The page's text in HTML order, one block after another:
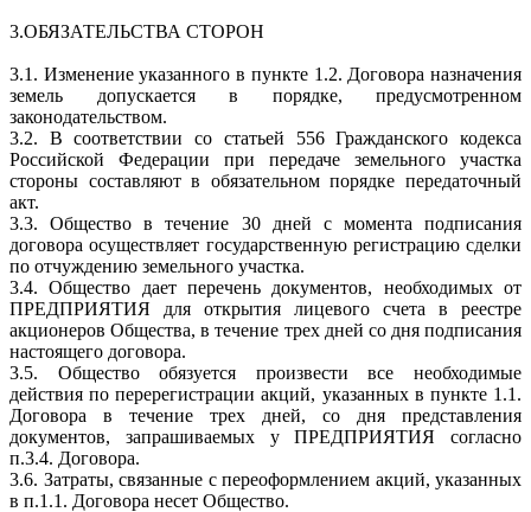
3.ОБЯЗАТЕЛЬСТВА СТОРОН
3.1. Изменение указанного в пункте 1.2. Договора назначения
земель допускается в порядке, предусмотренном
законодательством.
3.2. В соответствии со статьей 556 Гражданского кодекса
Российской Федерации при передаче земельного участка
стороны составляют в обязательном порядке передаточный
акт.
3.3. Общество в течение 30 дней с момента подписания
договора осуществляет государственную регистрацию сделки
по отчуждению земельного участка.
3.4. Общество дает перечень документов, необходимых от
ПРЕДПРИЯТИЯ для открытия лицевого счета в реестре
акционеров Общества, в течение трех дней со дня подписания
настоящего договора.
3.5. Общество обязуется произвести все необходимые
действия по перерегистрации акций, указанных в пункте 1.1.
Договора в течение трех дней, со дня представления
документов, запрашиваемых у ПРЕДПРИЯТИЯ согласно
п.3.4. Договора.
3.6. Затраты, связанные с переоформлением акций, указанных
в п.1.1. Договора несет Общество.